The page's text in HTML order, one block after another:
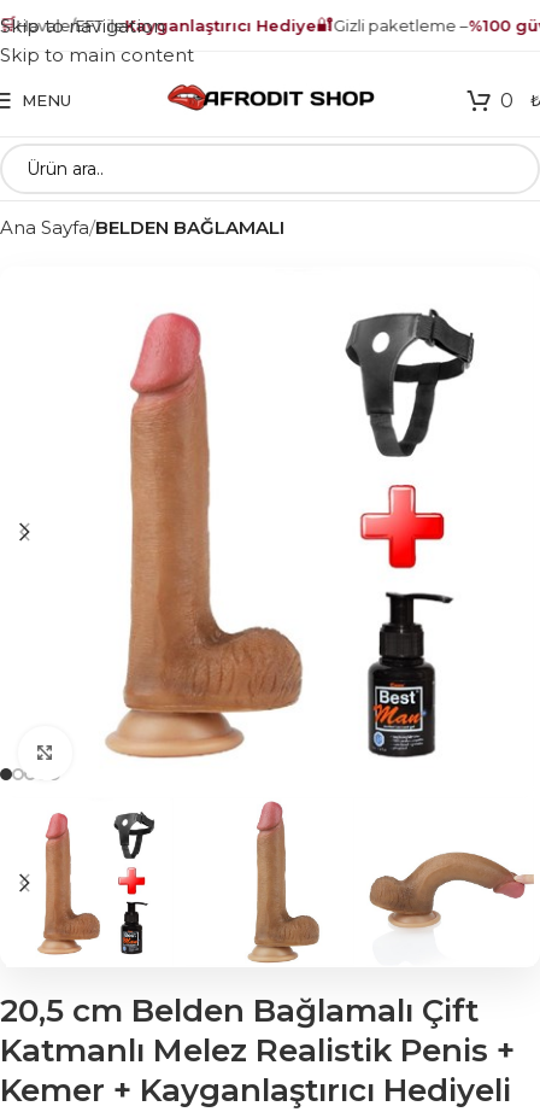
Havale/EFT ileKayganlaştırıcı Hediye🔐Gizli paketleme –%100
Skip to navigation
Skip to main content
MENU 0 ₺
Ana Sayfa BELDEN BAĞLAMALI
Click to enlarge
20,5 cm Belden Bağlamalı Çift
Katmanlı Melez Realistik Penis +
Kemer + Kayganlaştırıcı Hediyeli